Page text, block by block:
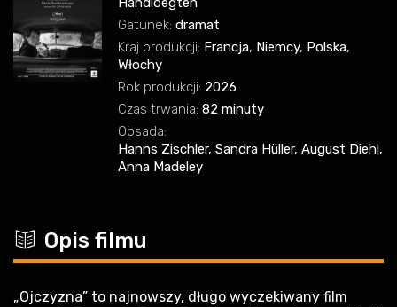
Gatunek: dramat
Kraj produkcji: Francja, Niemcy, Polska,
Włochy
Rok produkcji: 2026
Czas trwania: 82 minuty
Obsada:
Hanns Zischler, Sandra Hüller, August Diehl,
Anna Madeley
c Opis filmu
„Ojczyzna” to najnowszy, długo wyczekiwany film